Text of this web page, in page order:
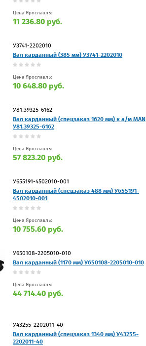
Цена Ярославль:
11 236.80 руб.
У3741-2202010
Вал карданный (385 мм) У3741-2202010
Цена Ярославль:
10 648.80 руб.
У81.39325-6162
Вал карданный (спецзаказ 1620 мм) к а/м MAN
У81.39325-6162
Цена Ярославль:
57 823.20 руб.
У655191-4502010-001
Вал карданный (спецзаказ 488 мм) У655191-
4502010-001
Цена Ярославль:
10 755.60 руб.
У650108-2205010-010
Вал карданный (1170 мм) У650108-2205010-010
Цена Ярославль:
44 714.40 руб.
У43255-2202011-40
Вал карданный (спецзаказ 1340 мм) У43255-
2202011-40